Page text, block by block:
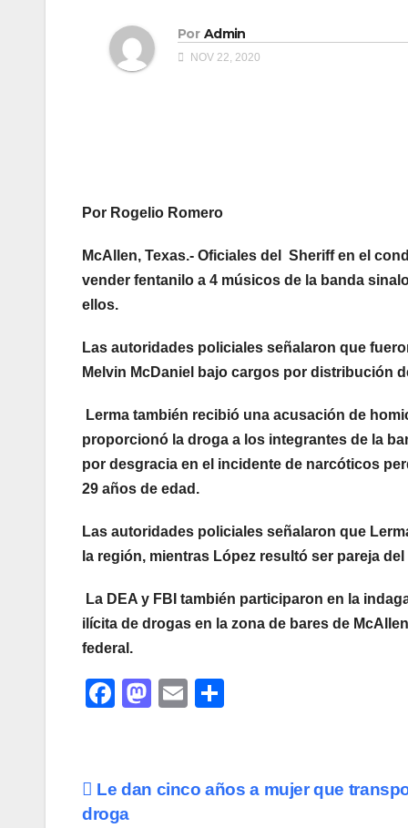
Por Admin
NOV 22, 2020
Por Rogelio Romero
McAllen, Texas.- Oficiales del Sheriff en el
vender fentanilo a 4 músicos de la banda
ellos.
Las autoridades policiales señalaron que
Melvin McDaniel bajo cargos por distribución
Lerma también recibió una acusación de
proporcionó la droga a los integrantes de la
por desgracia en el incidente de narcóticos
29 años de edad.
Las autoridades policiales señalaron que
la región, mientras López resultó ser pareja
La DEA y FBI también participaron en la
ilícita de drogas en la zona de bares de
federal.
F
e
b
M
o
E
p
Navegación
Le dan cinco años a mujer que
droga